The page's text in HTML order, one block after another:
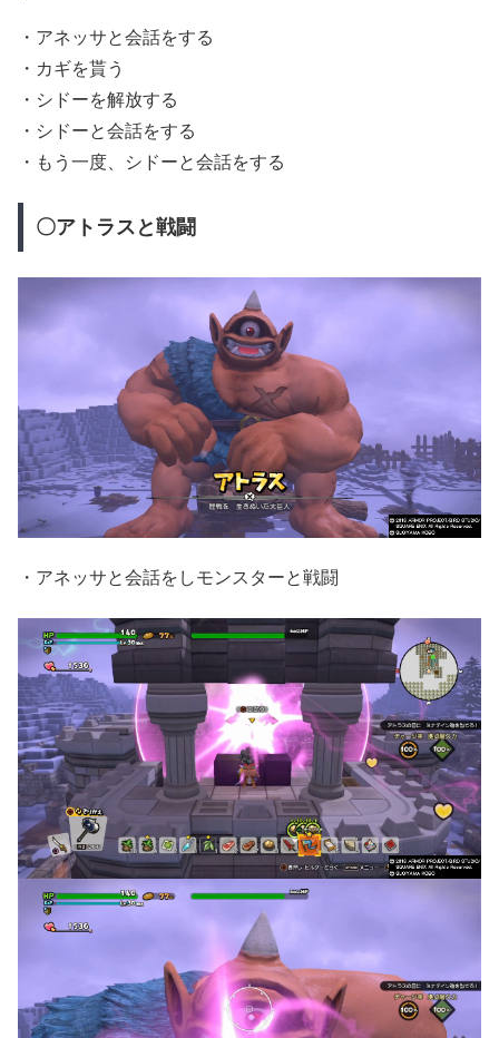
・アネッサと会話をする
・カギを貰う
・シドーを解放する
・シドーと会話をする
・もう一度、シドーと会話をする
〇アトラスと戦闘
・アネッサと会話をしモンスターと戦闘